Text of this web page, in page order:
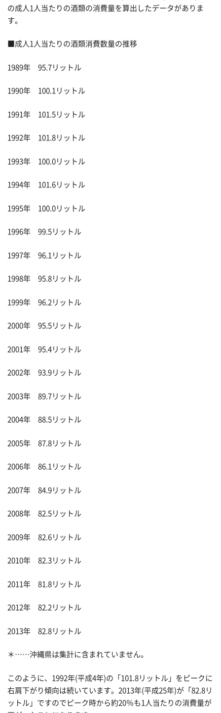
の成人1人当たりの酒類の消費量を算出したデータがありま
す。
■成人1人当たりの酒類消費数量の推移
1989年 95.7リットル
1990年 100.1リットル
1991年 101.5リットル
1992年 101.8リットル
1993年 100.0リットル
1994年 101.6リットル
1995年 100.0リットル
1996年 99.5リットル
1997年 96.1リットル
1998年 95.8リットル
1999年 96.2リットル
2000年 95.5リットル
2001年 95.4リットル
2002年 93.9リットル
2003年 89.7リットル
2004年 88.5リットル
2005年 87.8リットル
2006年 86.1リットル
2007年 84.9リットル
2008年 82.5リットル
2009年 82.6リットル
2010年 82.3リットル
2011年 81.8リットル
2012年 82.2リットル
2013年 82.8リットル
＊……沖縄県は集計に含まれていません。
このように、1992年(平成4年)の「101.8リットル」をピークに
右肩下がり傾向は続いています。2013年(平成25年)が「82.8リ
ットル」ですのでピーク時から約20％も1人当たりの消費量が